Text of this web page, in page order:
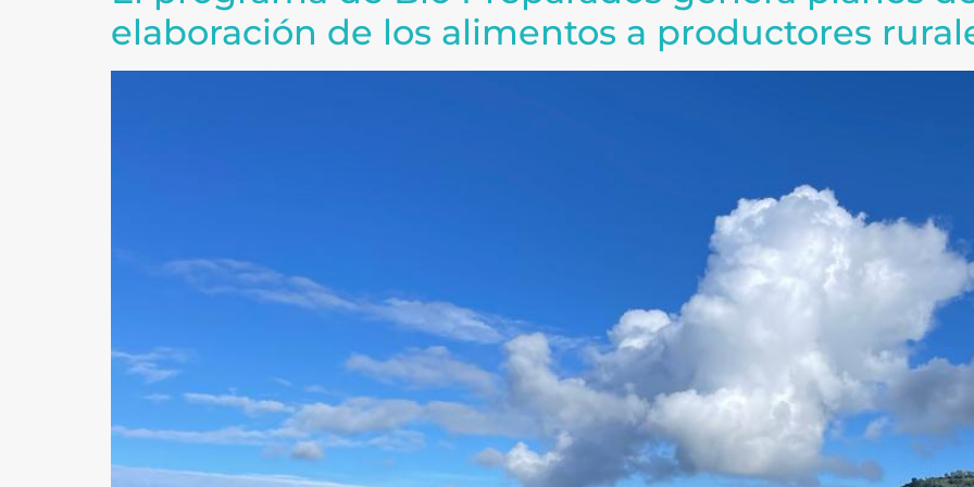
elaboración de los alimentos a productores